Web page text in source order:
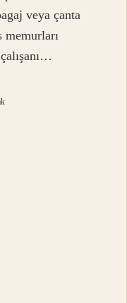
veya çanta
memurları